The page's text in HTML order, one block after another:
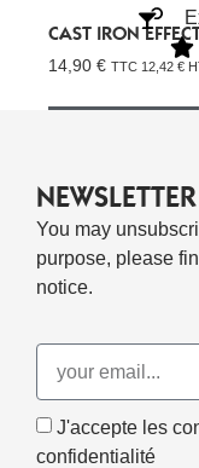
CAST IRON
14,90 € TTC 12,42 €
You may
purpose, please
notice.
J'accepte les
confidentialité